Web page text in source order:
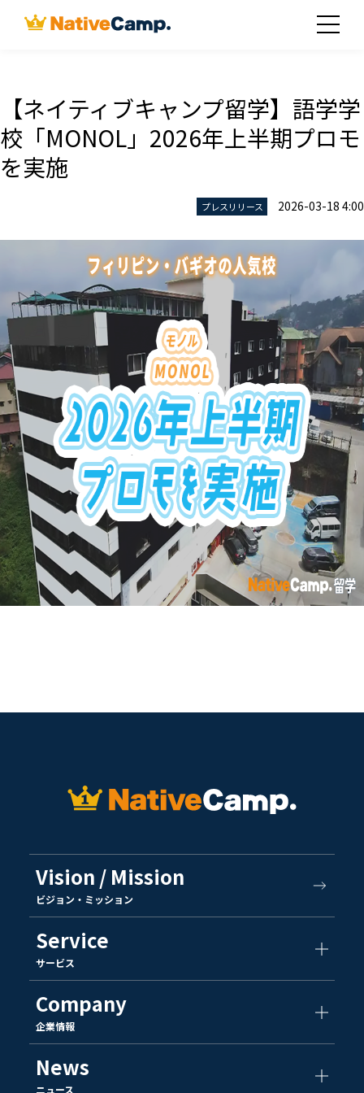
【ネイティブキャンプ留学】語学学
校「MONOL」2026年上半期プロモ
を実施
プレスリリース 2026-03-18 4:00
Vision / Mission
ビジョン・ミッション
Service
サービス
Company
企業情報
News
ニュース